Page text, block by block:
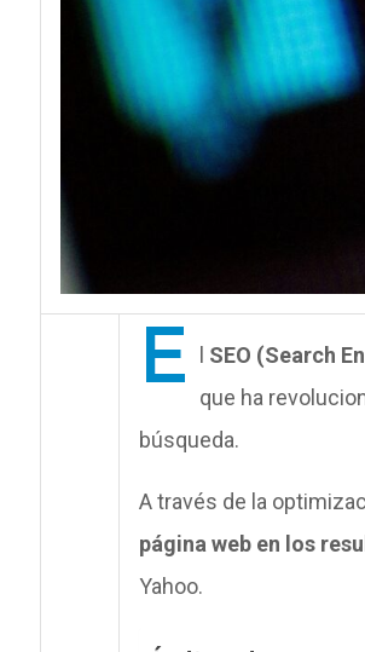
E l SEO (Search
que ha
búsqueda.
A través de la
página web en los
Yahoo.